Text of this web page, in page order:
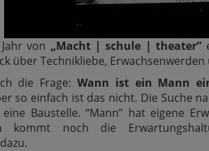
von „Macht | schule | theater”
über Technikliebe,
die Frage: Wann ist ein Mann
so einfach ist das nicht. Die Suche
Baustelle. “Mann” hat eigene
kommt noch die